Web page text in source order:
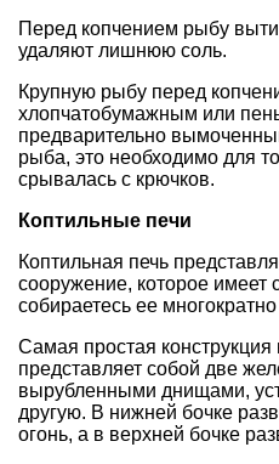
Перед копчением рыбу
удаляют лишнюю соль.
Крупную рыбу перед
хлопчатобумажным или
предварительно
рыба, это необходимо для
срывалась с крючков.
Коптильные печи
Коптильная печь
сооружение, которое имеет
собираетесь ее
Самая простая конструкция
представляет собой две
вырубленными днищами,
другую. В нижней бочке
огонь, а в верхней бочке